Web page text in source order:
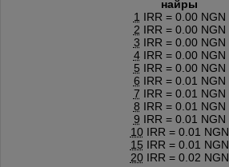
найры
1 IRR = 0.00 NGN
2 IRR = 0.00 NGN
3 IRR = 0.00 NGN
4IRR = 0.00 NGN
5 IRR = 0.00 NGN
6 IRR = 0.01 NGN
7 IRR = 0.01 NGN
8 IRR = 0.01 NGN
9 IRR = 0.01 NGN
10IRR = 0.01 NGN
15 IRR = 0.01 NGN
20IRR = 0.02 NGN